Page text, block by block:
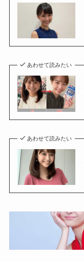
あわせて読みたい
あわせて読みたい